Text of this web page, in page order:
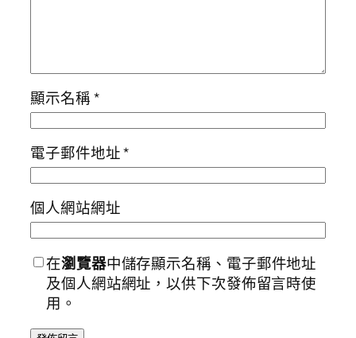
顯示名稱*
電子郵件地址*
個人網站網址
在瀏覽器中儲存顯示名稱、電子郵件地址
及個人網站網址，以供下次發佈留言時使
用。